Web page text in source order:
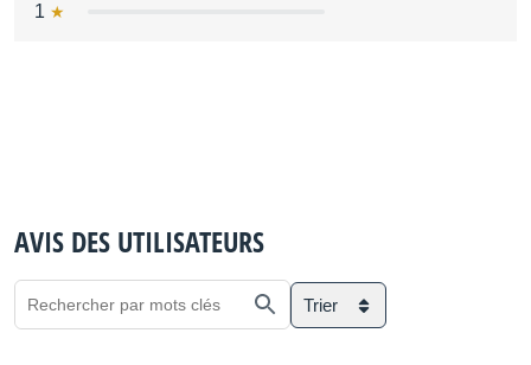
1
AVIS DES UTILISATEURS
Trier